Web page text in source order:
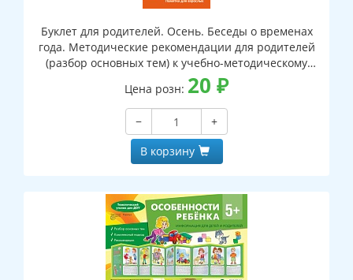
Буклет для родителей. Осень. Беседы о временах
года. Методические рекомендации для родителей
(разбор основных тем) к учебно-методическому
пособию "Осень. Беседы о временах года."
Цена розн: 20 ₽
−
+
В корзину